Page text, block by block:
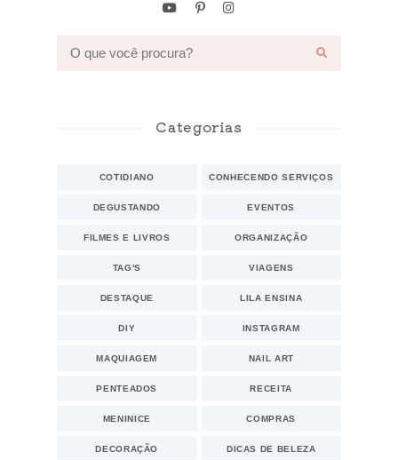
Categorias
COTIDIANO CONHECENDO SERVIÇOS
DEGUSTANDO EVENTOS
FILMES E LIVROS ORGANIZAÇÃO
TAG'S VIAGENS
DESTAQUE LILA ENSINA
DIY INSTAGRAM
MAQUIAGEM NAIL ART
PENTEADOS RECEITA
MENINICE COMPRAS
DECORAÇÃO DICAS DE BELEZA